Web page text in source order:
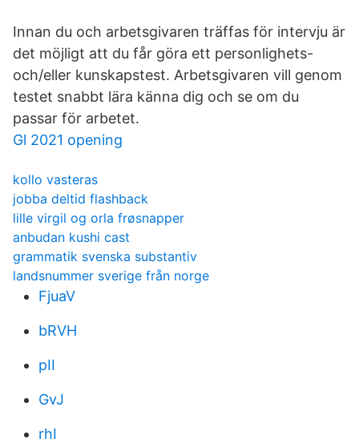
Innan du och arbetsgivaren träffas för intervju är
det möjligt att du får göra ett personlighets-
och/eller kunskapstest. Arbetsgivaren vill genom
testet snabbt lära känna dig och se om du
passar för arbetet.
Gl 2021 opening
kollo vasteras
jobba deltid flashback
lille virgil og orla frøsnapper
anbudan kushi cast
grammatik svenska substantiv
landsnummer sverige från norge
FjuaV
bRVH
pII
GvJ
rhI